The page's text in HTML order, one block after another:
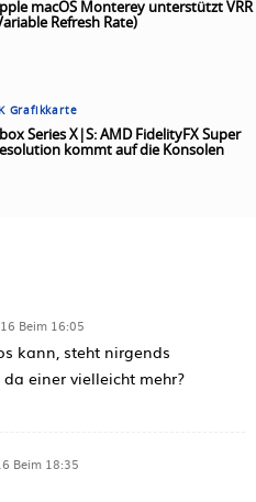
macOS Monterey unterstützt VRR
Refresh Rate)
Grafikkarte
Series X|S: AMD FidelityFX Super
kommt auf die Konsolen
Beim 16:05
kann, steht nirgends
einer vielleicht mehr?
Beim 18:35